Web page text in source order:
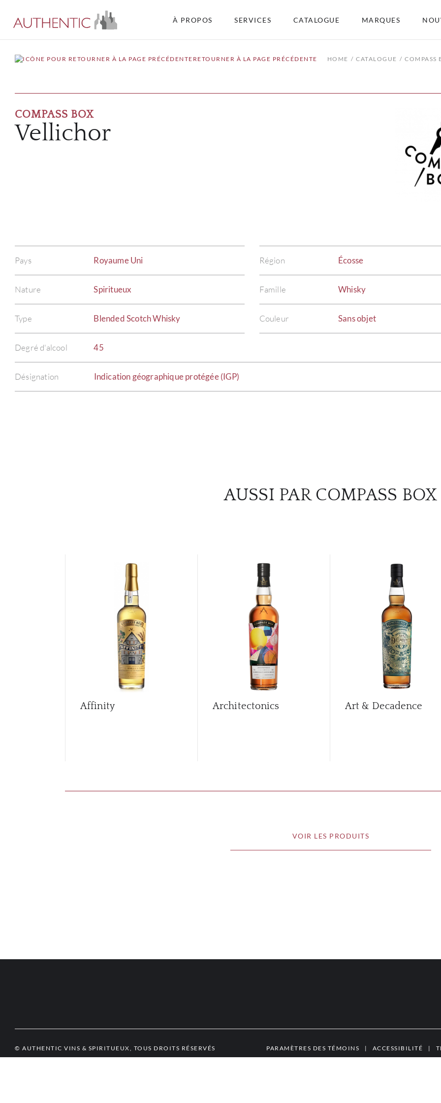
À PROPOS SERVICES CATALOGUE MARQUES
RETOURNER À LA PAGE PRÉCÉDENTE HOME CATALOGUE COMPASS
COMPASS BOX
Vellichor
Pays Royaume Uni Région Écosse
Nature Spiritueux Famille Whisky
Type Blended Scotch Whisky Couleur Sans objet
Degré d'alcool 45
Désignation Indication géographique protégée (IGP)
AUSSI PAR COMPASS BOX
Affinity Architectonics Art & Decadence
VOIR LES PRODUITS
© AUTHENTIC VINS & SPIRITUEUX, TOUS DROITS RÉSERVÉS PARAMÈTRES DES TÉMOINS | ACCESSIBILITÉ |